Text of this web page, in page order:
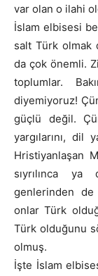
var olan o ilahi
İslam elbisesi
salt Türk olmak
da çok önemli.
toplumlar.
diyemiyoruz!
güçlü değil.
yargılarını, dil
Hristiyanlaşan
sıyrılınca
genlerinden de
onlar Türk
Türk olduğunu
olmuş.
İşte İslam